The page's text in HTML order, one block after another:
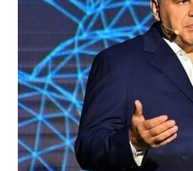
КОМУ ПРИНАДЛЕЖАТ
ТОРГОВЫЕ ЦЕНТРЫ
ТАТАРСТАНА
БЮДЖЕТ
ИНВЕСТИЦИИ
МАШИНОСТРОЕНИЕ
НЕФТЕХИМИЯ
НЕФТЬ
ОПК
НОВОСТИ АВТО
БИЗНЕС
НОВОСТИ БИЗНЕСА
РОЗНИЧНАЯ ТОРГОВЛЯ
ТРАНСПОРТ
ТЕХНОЛОГИИ
НОВОСТИ ТЕХНОЛОГИЙ
IT
МЕРОПРИЯТИЯ
НОВОСТИ МЕРОПРИЯТИЙ
СПОРТ